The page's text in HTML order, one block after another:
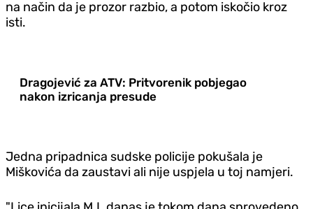
na način da je prozor razbio, a potom iskočio kroz
isti.
Dragojević za ATV: Pritvorenik pobjegao
nakon izricanja presude
Jedna pripadnica sudske policije pokušala je
Miškovića da zaustavi ali nije uspjela u toj namjeri.